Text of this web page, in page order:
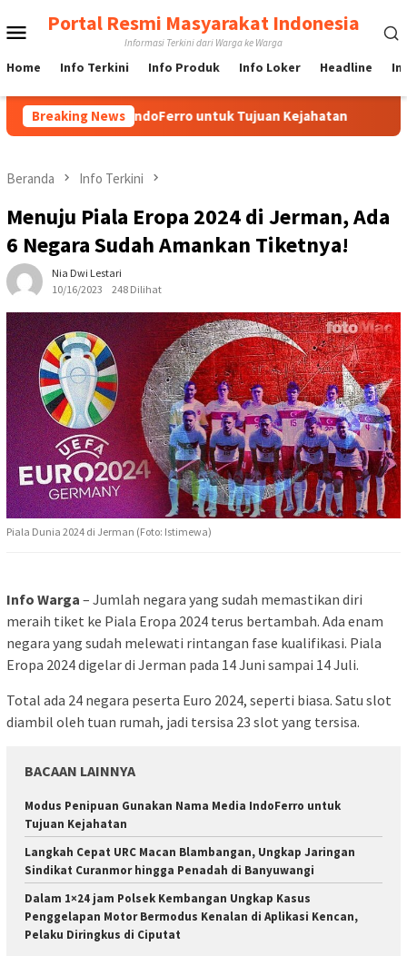
ke
Menu
Mobile
Portal Resmi Masyarakat Indonesia
Informasi Terkini dari Warga ke Warga
Home Info Terkini Info Produk Info Loker Headline
Breaking News
Media IndoFerro untuk Tujuan Kejahatan Yuk Lebih
Beranda Info Terkini
Menuju Piala Eropa 2024 di Jerman, Ada
6 Negara Sudah Amankan Tiketnya!
Nia Dwi Lestari
10/16/2023
248 Dilihat
Piala Dunia 2024 di Jerman (Foto: Istimewa)
Info Warga – Jumlah negara yang sudah memastikan diri
meraih tiket ke Piala Eropa 2024 terus bertambah. Ada enam
negara yang sudah melewati rintangan fase kualifikasi. Piala
Eropa 2024 digelar di Jerman pada 14 Juni sampai 14 Juli.
Total ada 24 negara peserta Euro 2024, seperti biasa. Satu slot
diambil oleh tuan rumah, jadi tersisa 23 slot yang tersisa.
BACAAN LAINNYA
Modus Penipuan Gunakan Nama Media IndoFerro untuk
Tujuan Kejahatan
Langkah Cepat URC Macan Blambangan, Ungkap Jaringan
Sindikat Curanmor hingga Penadah di Banyuwangi
Dalam 1×24 jam Polsek Kembangan Ungkap Kasus
Penggelapan Motor Bermodus Kenalan di Aplikasi Kencan,
Pelaku Diringkus di Ciputat